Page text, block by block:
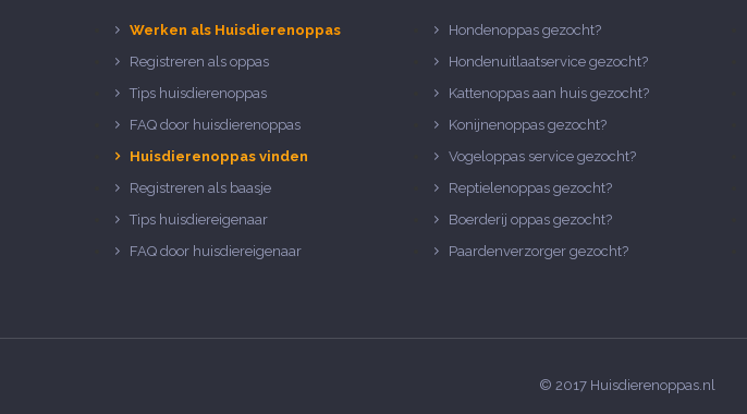
Werken als Huisdierenoppas
Registreren als oppas
Tips huisdierenoppas
FAQ door huisdierenoppas
Huisdierenoppas vinden
Registreren als baasje
Tips huisdiereigenaar
FAQ door huisdiereigenaar
Hondenoppas gezocht?
Hondenuitlaatservice gezocht?
Kattenoppas aan huis gezocht?
Konijnenoppas gezocht?
Vogeloppas service gezocht?
Reptielenoppas gezocht?
Boerderij oppas gezocht?
Paardenverzorger gezocht?
© 2017 Huisdierenoppas.nl